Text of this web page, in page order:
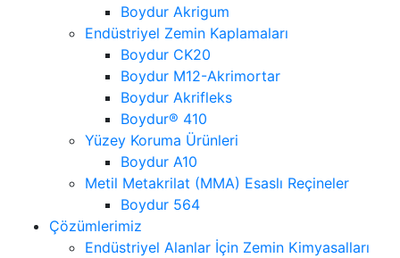
Boydur Akrigum
Endüstriyel Zemin Kaplamaları
Boydur CK20
Boydur M12-Akrimortar
Boydur Akrifleks
Boydur® 410
Yüzey Koruma Ürünleri
Boydur A10
Metil Metakrilat (MMA) Esaslı Reçineler
Boydur 564
Çözümlerimiz
Endüstriyel Alanlar İçin Zemin Kimyasalları